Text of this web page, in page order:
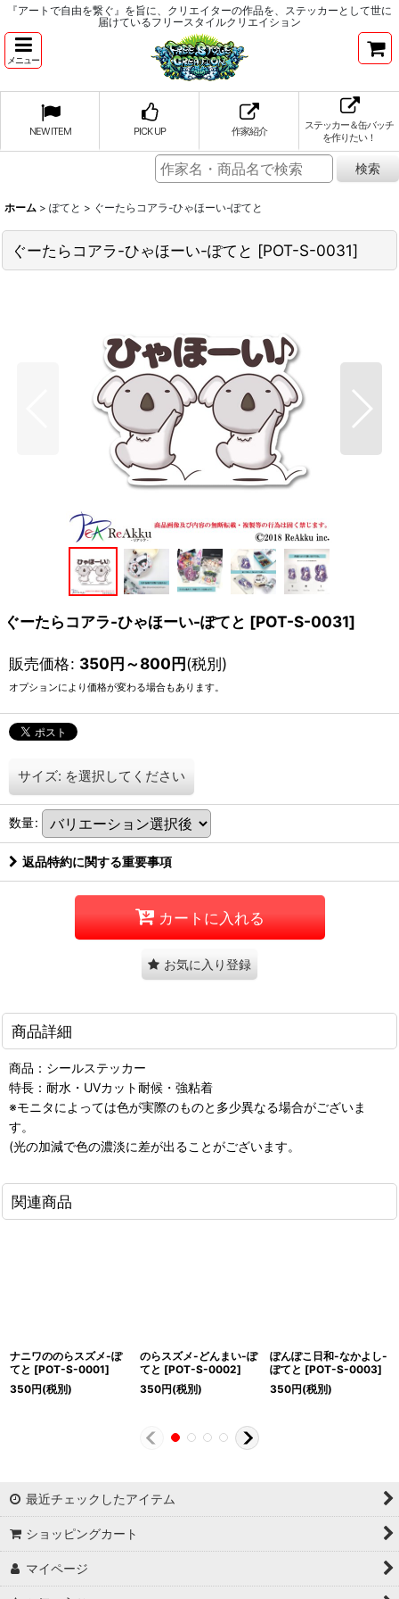
『アートで自由を繋ぐ』を旨に、クリエイターの作品を、ステッカーとして世に
届けているフリースタイルクリエイション
メニュー
NEW ITEM PICK UP 作家紹介
ステッカー＆缶バッチ
を作りたい！
ホーム > ぽてと > ぐーたらコアラ-ひゃほーい-ぽてと
ぐーたらコアラ-ひゃほーい-ぽてと [POT-S-0031]
ぐーたらコアラ-ひゃほーい-ぽてと [POT-S-0031]
販売価格: 350円～800円(税別)
オプションにより価格が変わる場合もあります。
サイズ: を選択してください
数量:
返品特約に関する重要事項
カートに入れる
お気に入り登録
商品詳細
商品：シールステッカー
特長：耐水・UVカット耐候・強粘着
※モニタによっては色が実際のものと多少異なる場合がございま
す。
(光の加減で色の濃淡に差が出ることがございます。
関連商品
ナニワののらスズメ-ぽ
てと [POT-S-0001]
350円(税別)
のらスズメ-どんまい-ぽ
てと [POT-S-0002]
350円(税別)
ぽんぽこ日和-なかよし-
ぽてと [POT-S-0003]
350円(税別)
最近チェックしたアイテム
ショッピングカート
マイページ